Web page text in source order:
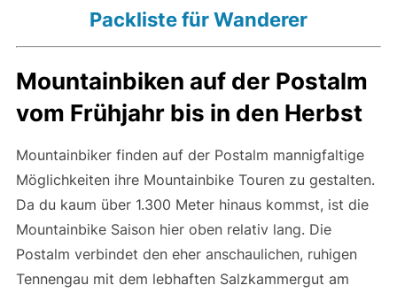
Packliste für Wanderer
Mountainbiken auf der Postalm
vom Frühjahr bis in den Herbst
Mountainbiker finden auf der Postalm mannigfaltige
Möglichkeiten ihre Mountainbike Touren zu gestalten.
Da du kaum über 1.300 Meter hinaus kommst, ist die
Mountainbike Saison hier oben relativ lang. Die
Postalm verbindet den eher anschaulichen, ruhigen
Tennengau mit dem lebhaften Salzkammergut am